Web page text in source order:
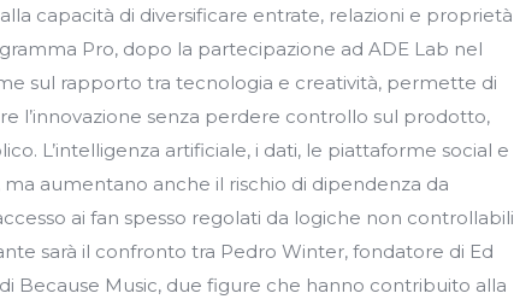
capacità di diversificare entrate, relazioni e proprietà
Pro, dopo la partecipazione ad ADE Lab nel
sul rapporto tra tecnologia e creatività, permette di
l’innovazione senza perdere controllo sul prodotto,
L’intelligenza artificiale, i dati, le piattaforme social e
aumentano anche il rischio di dipendenza da
ai fan spesso regolati da logiche non controllabili
sarà il confronto tra Pedro Winter, fondatore di Ed
Because Music, due figure che hanno contribuito alla